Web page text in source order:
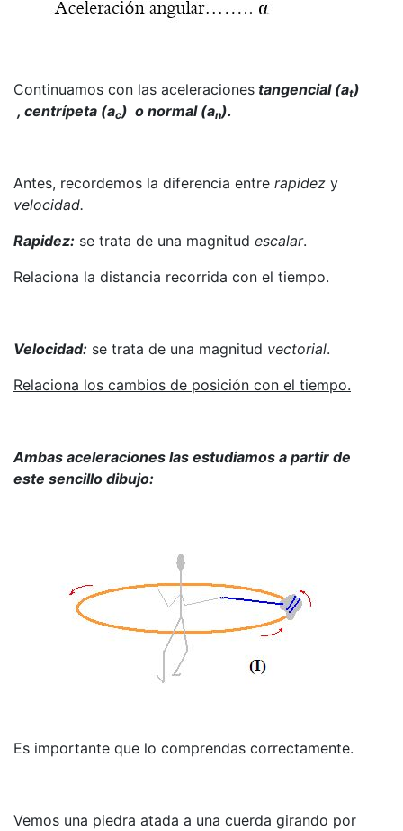
Continuamos con las aceleraciones tangencial (at)
, centrípeta (ac) o normal (an).
Antes, recordemos la diferencia entre rapidez y
velocidad.
Rapidez: se trata de una magnitud escalar.
Relaciona la distancia recorrida con el tiempo.
Velocidad: se trata de una magnitud vectorial.
Relaciona los cambios de posición con el tiempo.
Ambas aceleraciones las estudiamos a partir de
este sencillo dibujo:
Es importante que lo comprendas correctamente.
Vemos una piedra atada a una cuerda girando por